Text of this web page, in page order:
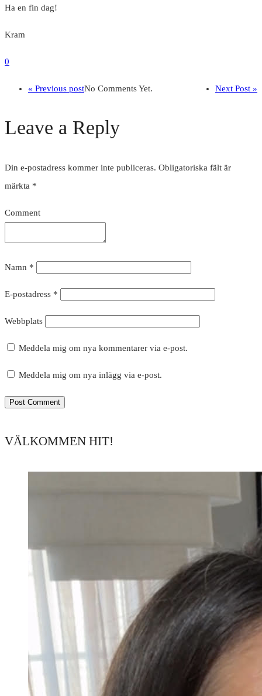
Ha en fin dag!
Kram
0
« Previous post Next Post »
No Comments Yet.
Leave a Reply
Din e-postadress kommer inte publiceras. Obligatoriska fält är
märkta *
Comment
Namn *
E-postadress *
Webbplats
Meddela mig om nya kommentarer via e-post.
Meddela mig om nya inlägg via e-post.
VÄLKOMMEN HIT!